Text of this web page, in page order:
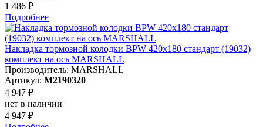
1 486 ₽
Подробнее
Накладка тормозной колодки BPW 420х180 стандарт (19032)
комплект на ось MARSHALL
Производитель: MARSHALL
Артикул: M2190320
4 947 ₽
нет в наличии
4 947 ₽